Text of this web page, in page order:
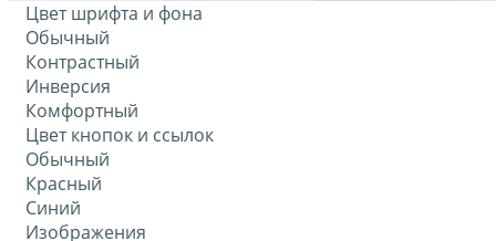
Цвет шрифта и фона
Обычный
Контрастный
Инверсия
Комфортный
Цвет кнопок и ссылок
Обычный
Красный
Синий
Изображения